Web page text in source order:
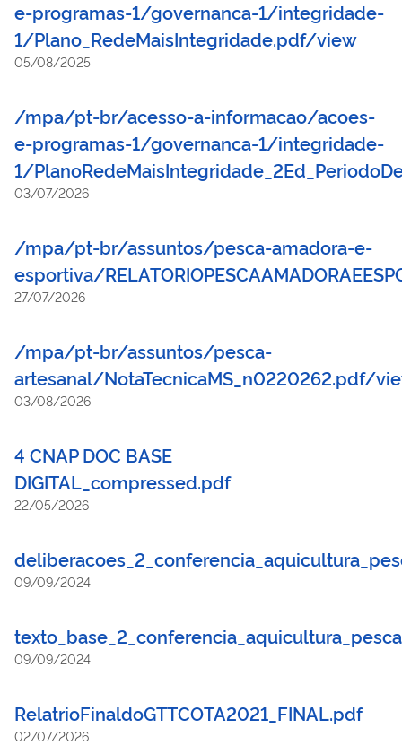
e-programas-1/governanca-1/integridade-
1/Plano_RedeMaisIntegridade.pdf/view
05/08/2025
/mpa/pt-br/acesso-a-informacao/acoes-
e-programas-1/governanca-1/integridade-
1/
03/07/2026
/mpa/pt-br/assuntos/pesca-amadora-e-
esportiva/
27/07/2026
/mpa/pt-br/assuntos/pesca-
artesanal/NotaTecnicaMS_n0220262.pdf/
03/08/2026
4 CNAP DOC BASE
DIGITAL_compressed.pdf
22/05/2026
09/09/2024
09/09/2024
RelatrioFinaldoGTTCOTA2021_FINAL.pdf
02/07/2026